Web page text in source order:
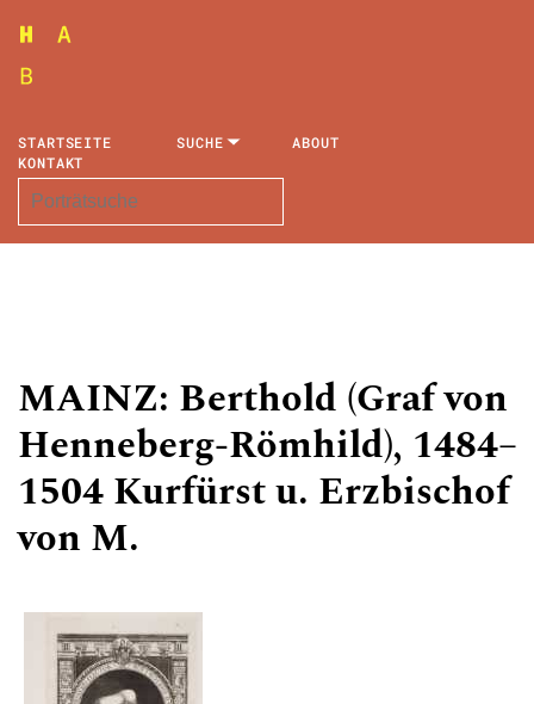
STARTSEITE SUCHE
ABOUT
KONTAKT
MAINZ: Berthold (Graf von
Henneberg-Römhild), 1484–
1504 Kurfürst u. Erzbischof
von M.